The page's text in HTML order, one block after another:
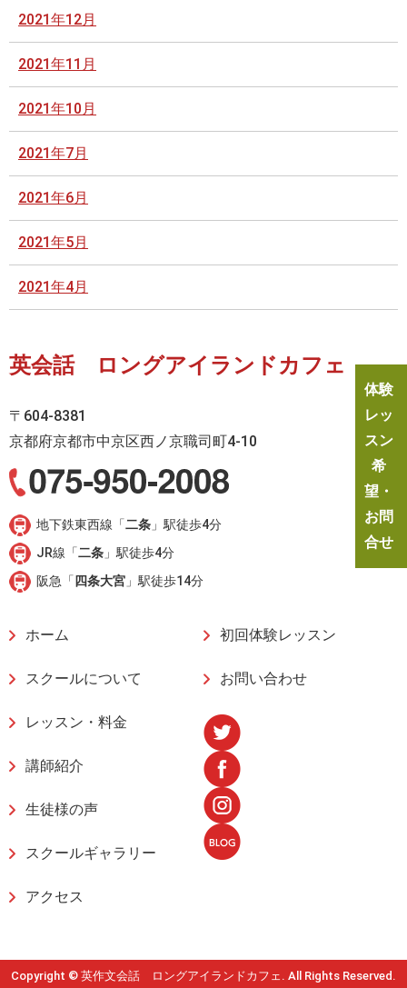
2021年12月
2021年11月
2021年10月
2021年7月
2021年6月
2021年5月
2021年4月
英会話 ロングアイランドカフェ
〒604-8381
京都府京都市中京区西ノ京職司町4-10
地下鉄東西線「二条 」駅徒歩4分
JR線「二条 」駅徒歩4分
阪急「 四条大宮 」駅徒歩14分
ホーム
スクールについて
レッスン・料金
講師紹介
生徒様の声
スクールギャラリー
アクセス
初回体験レッスン
お問い合わせ
体験
レッ
スン
希
望・
お問
合せ
Copyright © 英作文会話 ロングアイランドカフェ. All Rights Reserved.